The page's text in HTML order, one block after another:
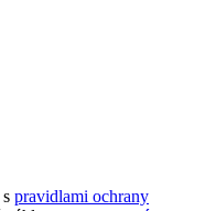
pravidlami ochrany